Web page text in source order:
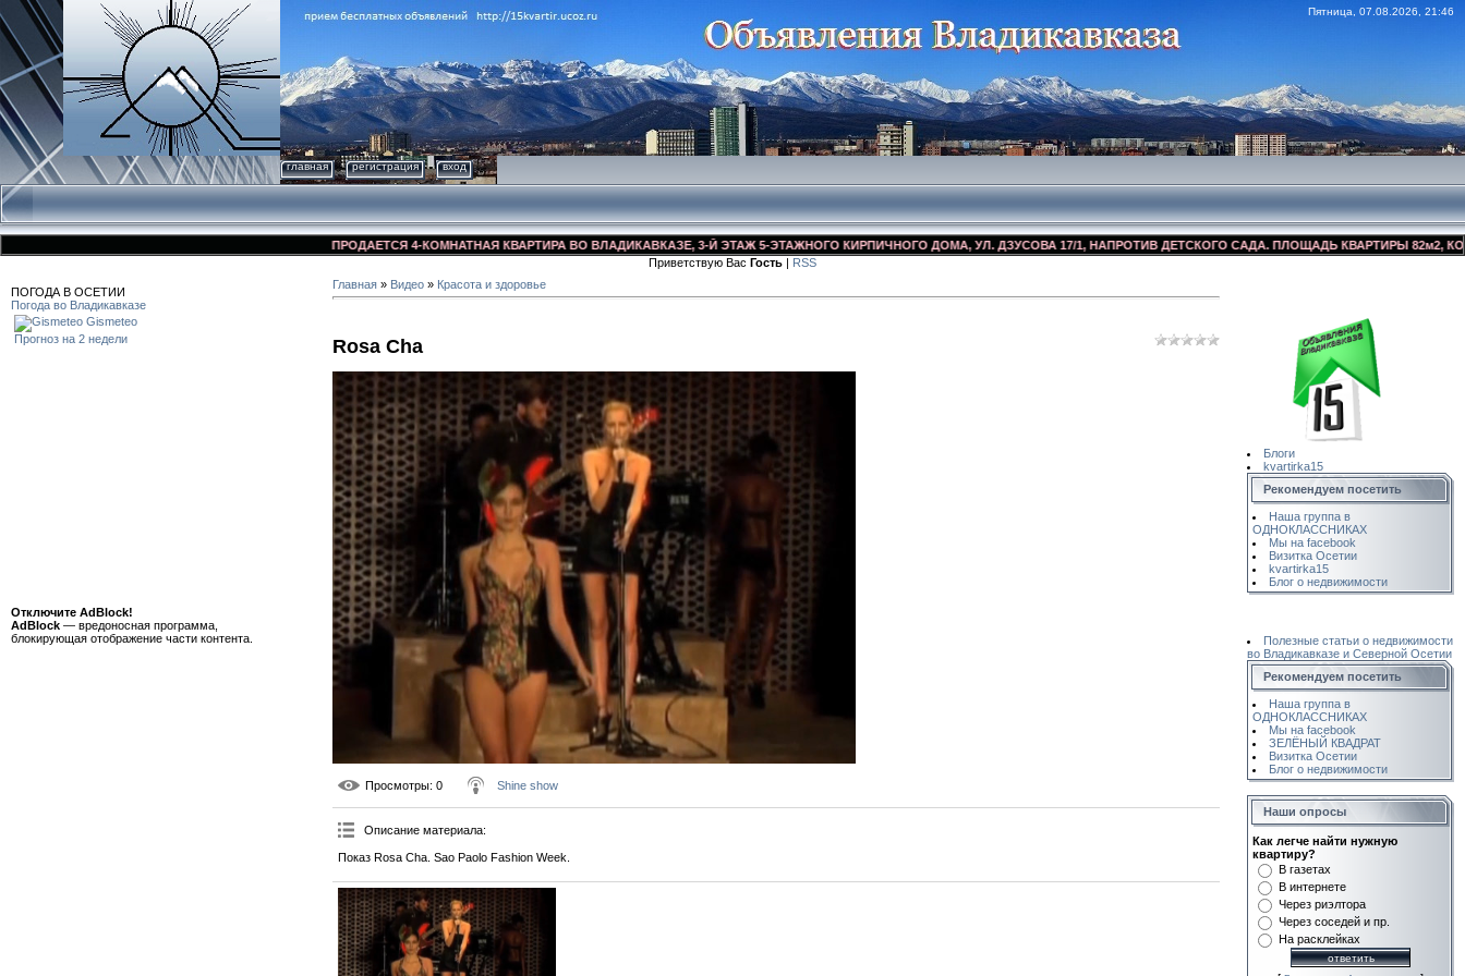
Пятница, 07.08.2026, 21:46
главная регистрация вход
ПРОДАЕТСЯ 4-КОМНАТНАЯ КВАРТИРА ВО ВЛАДИКАВКАЗЕ, 3-Й ЭТАЖ 5-ЭТАЖНОГО КИРПИЧНОГО ДОМА, УЛ. ДЗУСОВА 17/1, НАПРОТИВ ДЕТСКОГО САДА. ПЛОЩАДЬ КВАРТИРЫ 82м2,
Приветствую Вас Гость | RSS
ПОГОДА В ОСЕТИИ
Погода во Владикавказе
Gismeteo
Прогноз на 2 недели
Отключите AdBlock!
AdBlock — вредоносная программа,
блокирующая отображение части контента.
Главная » Видео » Красота и здоровье
Rosa Cha
Просмотры: 0 Shine show
Описание материала:
Показ Rosa Cha. Sao Paolo Fashion Week.
Блоги
kvartirka15
Рекомендуем посетить
Наша группа в
ОДНОКЛАССНИКАХ
Мы на facebook
Визитка Осетии
kvartirka15
Блог о недвижимости
Полезные статьи о недвижимости
во Владикавказе и Северной Осетии
Рекомендуем посетить
Наша группа в
ОДНОКЛАССНИКАХ
Мы на facebook
ЗЕЛЁНЫЙ КВАДРАТ
Визитка Осетии
Блог о недвижимости
Наши опросы
Как легче найти нужную
квартиру?
В газетах
В интернете
Через риэлтора
Через соседей и пр.
На расклейках